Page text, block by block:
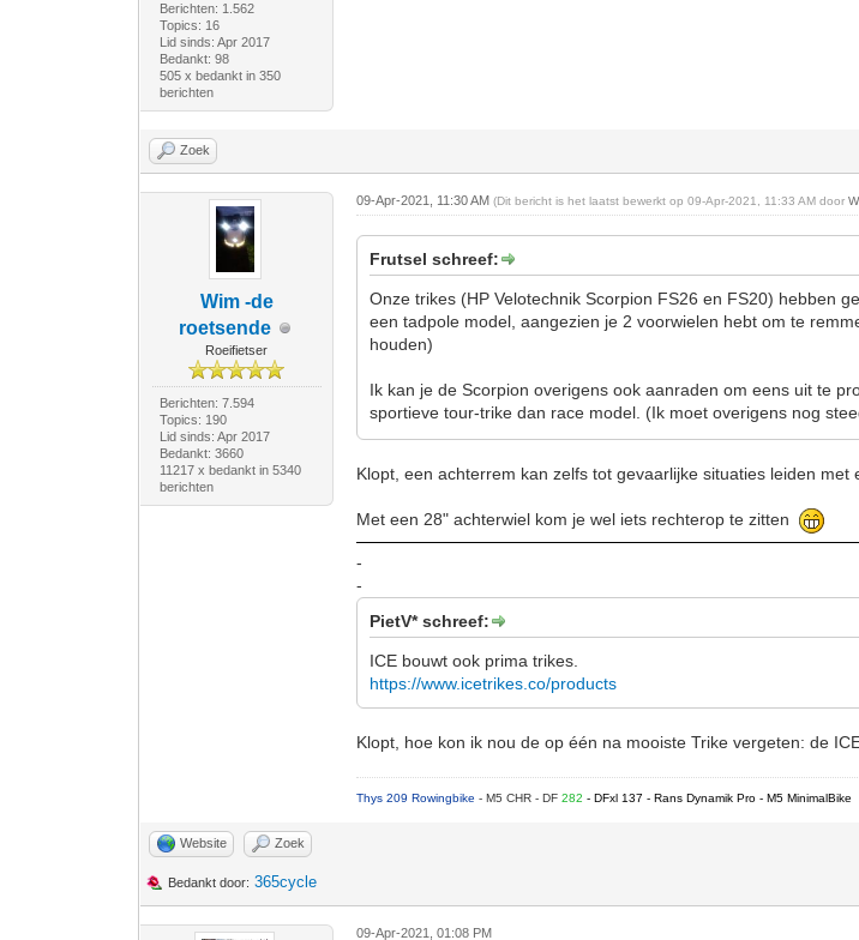
Berichten: 1.562
Topics: 16
Lid sinds: Apr 2017
Bedankt: 98
505 x bedankt in 350
berichten
Zoek
Wim -de
roetsende
Roeifietser
Berichten: 7.594
Topics: 190
Lid sinds: Apr 2017
Bedankt: 3660
11217 x bedankt in 5340
berichten
09-Apr-2021, 11:30 AM(Dit bericht is het laatst bewerkt op 09-Apr-2021, 11:33 AM door
Frutsel schreef:
Onze trikes (HP Velotechnik Scorpion FS26 en FS20) hebben
een tadpole model, aangezien je 2 voorwielen hebt om te
houden)
Ik kan je de Scorpion overigens ook aanraden om eens uit te
sportieve tour-trike dan race model. (Ik moet overigens nog
Klopt, een achterrem kan zelfs tot gevaarlijke situaties leiden met
Met een 28" achterwiel kom je wel iets rechterop te zitten
-
-
PietV* schreef:
ICE bouwt ook prima trikes.
https://www.icetrikes.co/products
Klopt, hoe kon ik nou de op één na mooiste Trike vergeten: de
Thys 209 Rowingbike- M5 CHR - DF282- DFxl 137 - Rans Dynamik Pro - M5 MinimalBike
Website Zoek
Bedankt door: 365cycle
09-Apr-2021, 01:08 PM